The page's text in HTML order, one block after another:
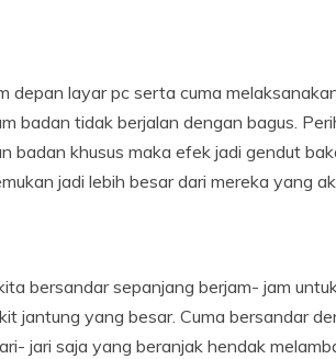
depan layar pc serta cuma
badan tidak berjalan dengan bagus.
badan khusus maka efek jadi gendut
jadi lebih besar dari mereka yang
bersandar sepanjang berjam- jam
jantung yang besar. Cuma bersandar
jari saja yang beranjak hendak